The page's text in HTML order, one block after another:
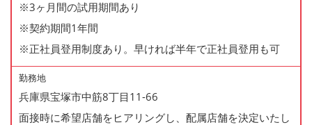
※3ヶ月間の試用期間あり
※契約期間1年間
※正社員登用制度あり。早ければ半年で正社員登用も可
勤務地
兵庫県宝塚市中筋8丁目11-66
面接時に希望店舗をヒアリングし、配属店舗を決定いたし